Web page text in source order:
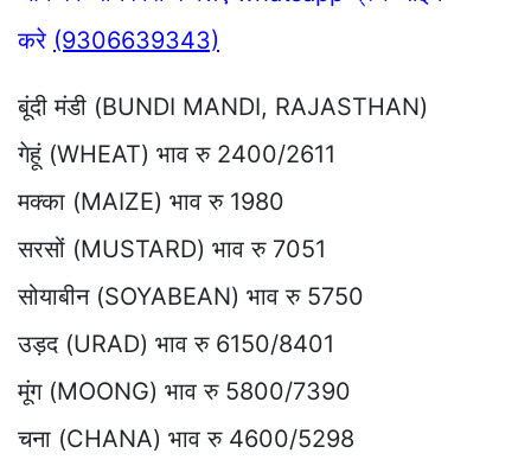
करे (9306639343)
बूंदी मंडी (BUNDI MANDI, RAJASTHAN)
गेहूं (WHEAT) भाव रु 2400/2611
मक्का (MAIZE) भाव रु 1980
सरसों (MUSTARD) भाव रु 7051
सोयाबीन (SOYABEAN) भाव रु 5750
उड़द (URAD) भाव रु 6150/8401
मूंग (MOONG) भाव रु 5800/7390
चना (CHANA) भाव रु 4600/5298